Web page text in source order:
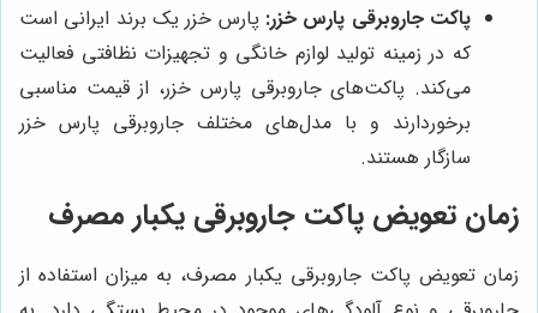
پاکت جاروبرقی پارس خزر: پارس خزر یک برند ایرانی است
که در زمینه تولید لوازم خانگی و تجهیزات نظافتی فعالیت
می‌کند. پاکت‌های جاروبرقی پارس خزر، از قیمت مناسبی
برخوردارند و با مدل‌های مختلف جاروبرقی پارس خزر
سازگار هستند.
زمان تعویض پاکت جاروبرقی یکبار مصرف
زمان تعویض پاکت جاروبرقی یکبار مصرف، به میزان استفاده از